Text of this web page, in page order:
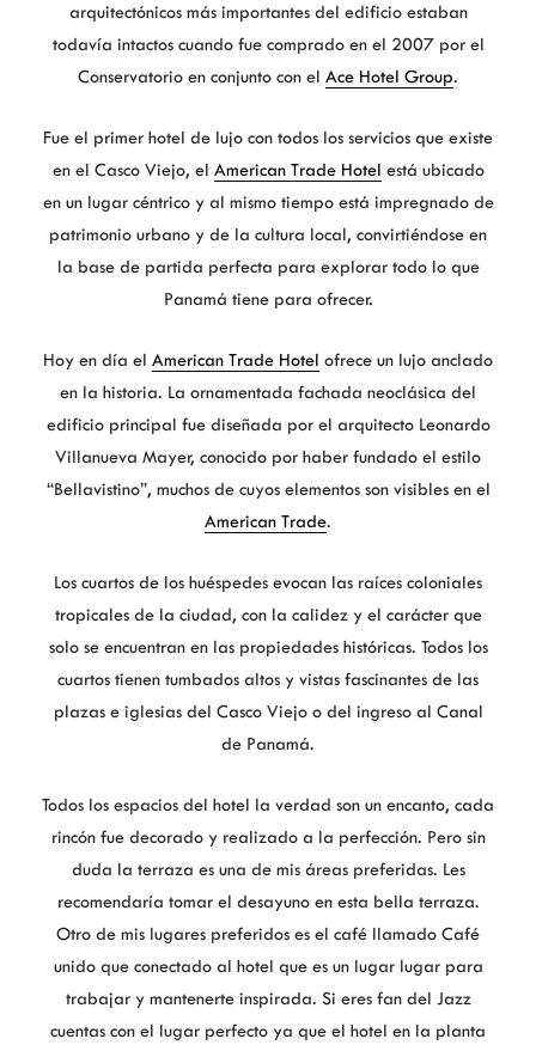
arquitectónicos más importantes del edificio estaban
todavía intactos cuando fue comprado en el 2007 por el
Conservatorio en conjunto con el Ace Hotel Group.
Fue el primer hotel de lujo con todos los servicios que existe
en el Casco Viejo, el American Trade Hotel está ubicado
en un lugar céntrico y al mismo tiempo está impregnado de
patrimonio urbano y de la cultura local, convirtiéndose en
la base de partida perfecta para explorar todo lo que
Panamá tiene para ofrecer.
Hoy en día el American Trade Hotel ofrece un lujo anclado
en la historia. La ornamentada fachada neoclásica del
edificio principal fue diseñada por el arquitecto Leonardo
Villanueva Mayer, conocido por haber fundado el estilo
“Bellavistino”, muchos de cuyos elementos son visibles en el
American Trade.
Los cuartos de los huéspedes evocan las raíces coloniales
tropicales de la ciudad, con la calidez y el carácter que
solo se encuentran en las propiedades históricas. Todos los
cuartos tienen tumbados altos y vistas fascinantes de las
plazas e iglesias del Casco Viejo o del ingreso al Canal
de Panamá.
Todos los espacios del hotel la verdad son un encanto, cada
rincón fue decorado y realizado a la perfección. Pero sin
duda la terraza es una de mis áreas preferidas. Les
recomendaría tomar el desayuno en esta bella terraza.
Otro de mis lugares preferidos es el café llamado Café
unido que conectado al hotel que es un lugar lugar para
trabajar y mantenerte inspirada. Si eres fan del Jazz
cuentas con el lugar perfecto ya que el hotel en la planta